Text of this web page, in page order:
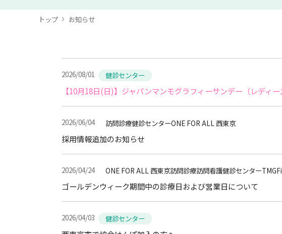
トップ
お知らせ
2026/08/01 健診センター
【10月18日(日)】ジャパンマンモグラフィーサンデー（レディ
2026/06/04 訪問診療健診センターONE FOR ALL 西東京
採用情報追加のお知らせ
2026/04/24 ONE FOR ALL 西東京訪問診療訪問看護健診センター
ゴールデンウィーク期間中の診療日および営業日について
2026/04/03 健診センター